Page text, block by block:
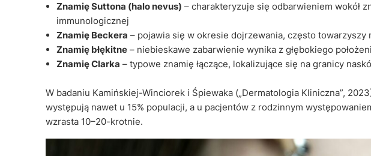
Znamię Suttona (halo nevus) – charakteryzuje się odbarwieniem wokół
immunologicznej
Znamię Beckera – pojawia się w okresie dojrzewania, często towarzyszy
Znamię błękitne – niebieskawe zabarwienie wynika z głębokiego
Znamię Clarka – typowe znamię łączące, lokalizujące się na granicy
W badaniu Kamińskiej-Winciorek i Śpiewaka („Dermatologia Kliniczna”,
występują nawet u 15% populacji, a u pacjentów z rodzinnym
wzrasta 10–20-krotnie.